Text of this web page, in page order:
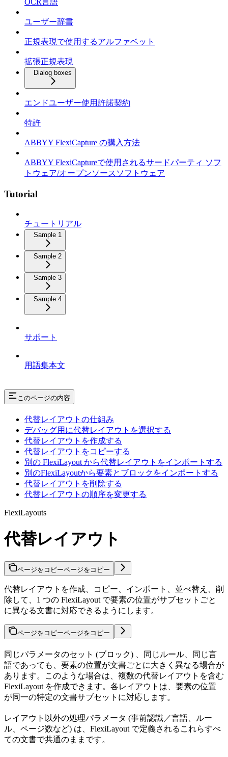
OCR言語
ユーザー辞書
正規表現で使用するアルファベット
拡張正規表現
Dialog boxes
エンドユーザー使用許諾契約
特許
ABBYY FlexiCapture の購入方法
ABBYY FlexiCaptureで使用されるサードパーティ ソフ
トウェア/オープンソースソフトウェア
Tutorial
チュートリアル
Sample 1
Sample 2
Sample 3
Sample 4
サポート
用語集本文
このページの内容
代替レイアウトの仕組み
デバッグ用に代替レイアウトを選択する
代替レイアウトを作成する
代替レイアウトをコピーする
別の FlexiLayout から代替レイアウトをインポートする
別のFlexiLayoutから要素とブロックをインポートする
代替レイアウトを削除する
代替レイアウトの順序を変更する
FlexiLayouts
代替レイアウト
ページをコピーページをコピー
代替レイアウトを作成、コピー、インポート、並べ替え、削
除して、1 つの FlexiLayout で要素の位置がサブセットごと
に異なる文書に対応できるようにします。
ページをコピーページをコピー
同じパラメータのセット (ブロック) 、同じルール、同じ言
語であっても、要素の位置が文書ごとに大きく異なる場合が
あります。このような場合は、複数の代替レイアウトを含む
FlexiLayout を作成できます。各レイアウトは、要素の位置
が同一の特定の文書サブセットに対応します。
レイアウト以外の処理パラメータ (事前認識／言語、ルー
ル、ページ数など) は、FlexiLayout で定義されるこれらすべ
ての文書で共通のままです。